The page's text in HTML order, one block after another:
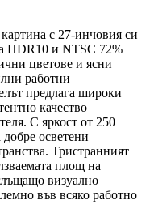
с 27-инчовия си
HDR10 и NTSC 72%
цветове и ясни
работни
предлага широки
качество
С яркост от 250
осветени
Тристранният
площ на
визуално
във всяко работно